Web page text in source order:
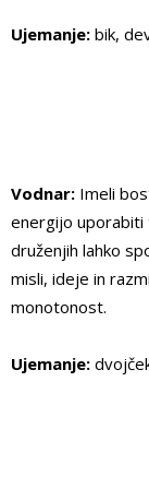
Ujemanje: bik,
Vodnar: Imeli
energijo uporabiti
druženjih lahko
misli, ideje in
monotonost.
Ujemanje: